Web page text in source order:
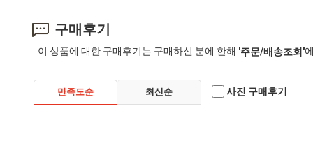
구매후기
이 상품에 대한 구매후기는 구매하신 분에 한해 '주문/배송조회'
만족도순 최신순 사진 구매후기